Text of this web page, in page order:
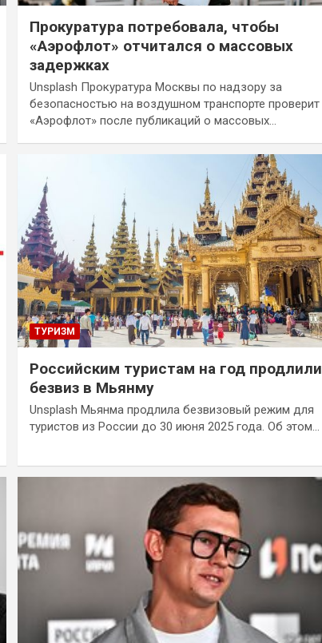
Прокуратура потребовала, чтобы
«Аэрофлот» отчитался о массовых
задержках
Unsplash Прокуратура Москвы по надзору за
безопасностью на воздушном транспорте проверит
«Аэрофлот» после публикаций о массовых…
ТУРИЗМ
Российским туристам на год продлили
безвиз в Мьянму
Unsplash Мьянма продлила безвизовый режим для
туристов из России до 30 июня 2025 года. Об этом…